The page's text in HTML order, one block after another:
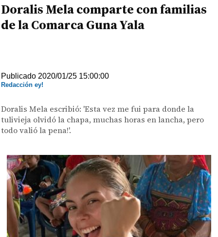
Doralis Mela comparte con familias
de la Comarca Guna Yala
Publicado 2020/01/25 15:00:00
Redacción ey!
Doralis Mela escribió: 'Esta vez me fui para donde la
tulivieja olvidó la chapa, muchas horas en lancha, pero
todo valió la pena!'.